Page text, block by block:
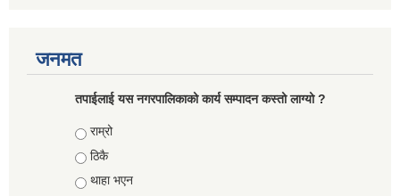
जनमत
तपाईलाई यस नगरपालिकाको कार्य सम्पादन कस्तो लाग्यो ?
Choices
राम्रो
ठिकै
थाहा भएन